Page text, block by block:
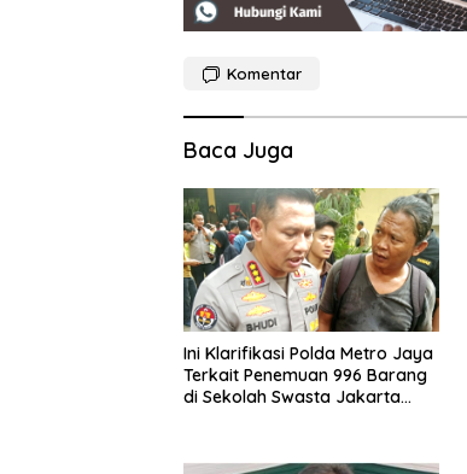
Komentar
Baca Juga
Ini Klarifikasi Polda Metro Jaya
Terkait Penemuan 996 Barang
di Sekolah Swasta Jakarta